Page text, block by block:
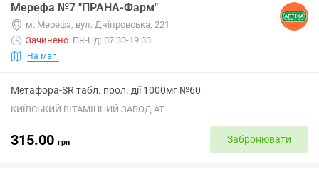
Мерефа №7 "ПРАНА-Фарм"
м. Мерефа, вул. Дніпровська, 221
Зачинено. Пн-Нд: 07:30-19:30
На мапі
Метафора-SR табл. прол. дії 1000мг №60
КИЇВСЬКИЙ ВІТАМІННИЙ ЗАВОД АТ
315.00 грн Забронювати